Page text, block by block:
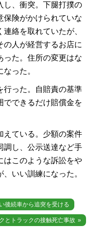
し、衝突。下腿打撲の
保険がかけられていな
絡を取れていたが、
の人が経営するお店に
った。住所の変更はな
った。
行った。自賠責の基準
でできるだけ賠償金を
えている。少額の案件
調し、公示送達など手
はこのような訴訟をや
いい訓練になった。
後続車から追突を受ける
とトラックの接触死亡事故